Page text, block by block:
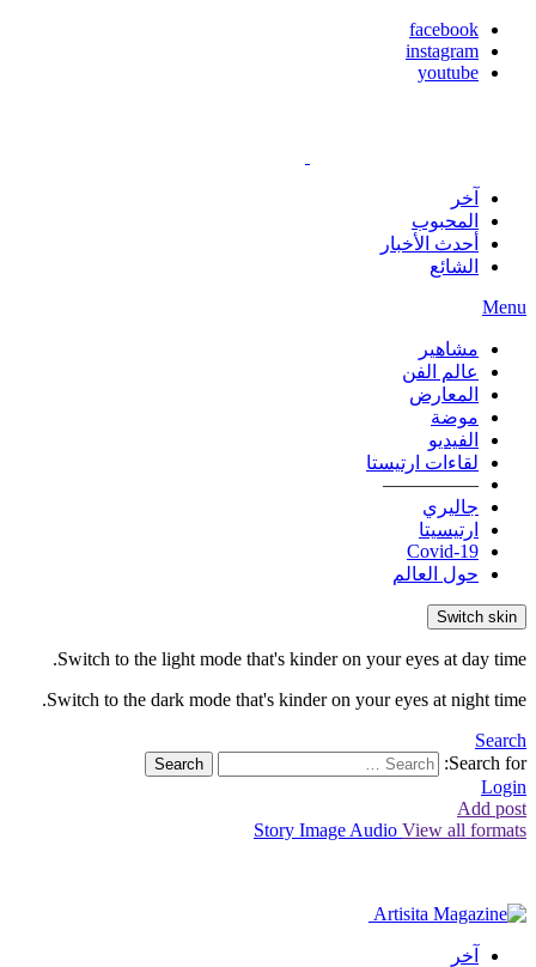
facebook
instagram
youtube
آخر
المحبوب
أحدث الأخبار
الشائع
Menu
مشاهير
عالم الفن
المعارض
موضة
الفيديو
لقاءات ارتيستا
—————
جاليري
ارتيسيتا
Covid-19
حول العالم
Switch skin
Switch to the light mode that's kinder on your eyes at day time.
Switch to the dark mode that's kinder on your eyes at night time.
Search
Search for:
Search
Login
Add post
Story Image Audio View all formats
آخر